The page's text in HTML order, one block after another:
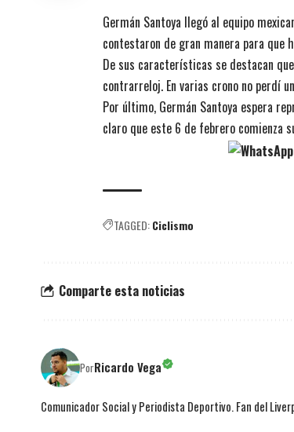
Germán Santoya llegó al equipo
contestaron de gran manera para que
De sus características se destacan
contrarreloj. En varias crono no perdí
Por último, Germán Santoya espera
claro que este 6 de febrero comienza
TAGGED:Ciclismo
Comparte esta noticias
PorRicardo Vega
Comunicador Social y Periodista Deportivo. Fan del